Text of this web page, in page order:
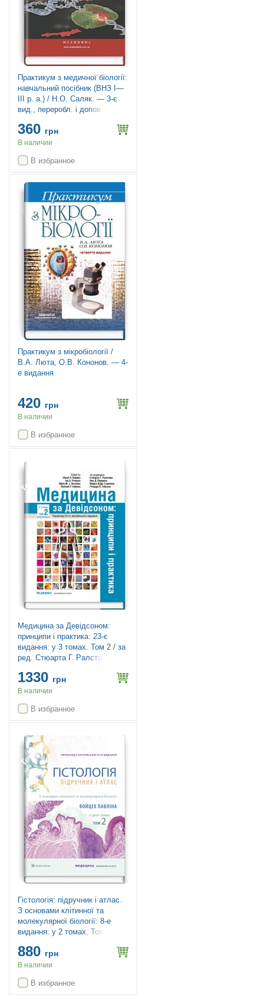
Практикум з медичної біології:
навчальний посібник (ВНЗ І—
ІІІ р. а.) / Н.О. Саляк. — 3-є
вид., переробл. і допов.
360 грн
В наличии
В избранное
Практикум з мікробіології /
В.А. Люта, О.В. Кононов. — 4-
е видання
420 грн
В наличии
В избранное
Топ продаж
Медицина за Девідсоном:
принципи і практика: 23-є
видання: у 3 томах. Том 2 / за
ред. Стюарта Г. Ралстона, Яна
Стрекена, Річарда П. Гобсона
1330 грн
В наличии
В избранное
Топ продаж
Гістологія: підручник і атлас.
З основами клітинної та
молекулярної біології: 8-е
видання: у 2 томах. Том 2 /
Росс
880 грн
В наличии
В избранное